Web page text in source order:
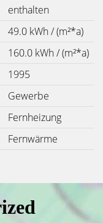
enthalten
49.0 kWh / (m²*a)
160.0 kWh / (m²*a)
1995
Gewerbe
Fernheizung
Fernwärme